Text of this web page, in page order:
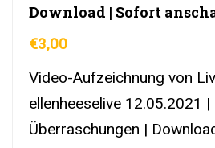
Download | Sofort
€3,00
Video-Aufzeichnung von
ellenheeselive 12.05.2021
Überraschungen |